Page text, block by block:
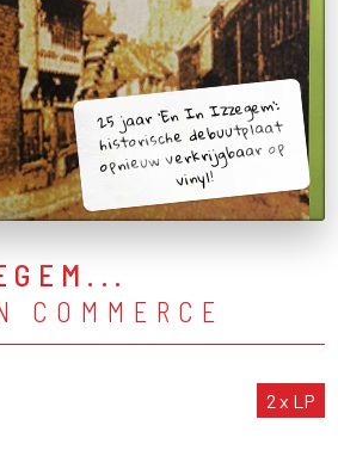
25 jaar 'En In Izzegem':
historische debuutplaat
opnieuw verkrijgbaar op
vinyl!
COMMERCE
2 x LP